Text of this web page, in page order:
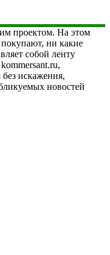
проектом. На этом
ни какие
собой ленту
искажения,
новостей